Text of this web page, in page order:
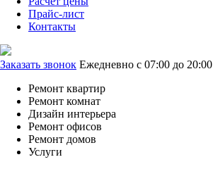
Прайс-лист
Контакты
Заказать звонок Ежедневно с 07:00 до 20:00
Ремонт квартир
Ремонт комнат
Дизайн интерьера
Ремонт офисов
Ремонт домов
Услуги